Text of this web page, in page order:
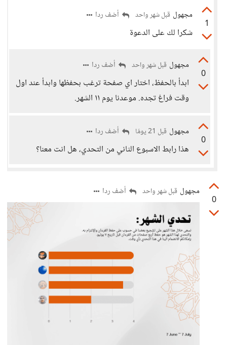
1
مجهول قبل شهر واحد أضف ردا
شكرا لك على الدعوة
0
مجهول قبل شهر واحد أضف ردا
ابدأ بالحفظ، اختار اي صفحة ترغب بحفظها وابدأ عند اول
وقت فراغ تجده. موعدنا يوم ١١ الشهر.
0
مجهول قبل 21 يومًا أضف ردا
هذا رابط الاسبوع الثاني من التحدي، هل انت معنا؟
0
مجهول قبل شهر واحد أضف ردا